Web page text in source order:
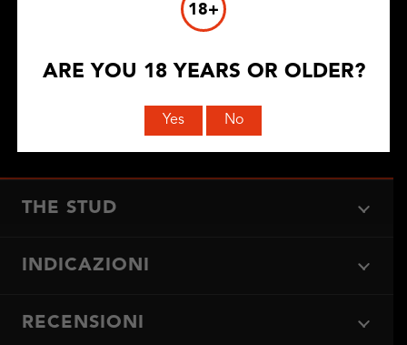
INVIA COMMENTO
THE STUD
INDICAZIONI
RECENSIONI
18+
ARE YOU 18 YEARS OR OLDER?
Yes No